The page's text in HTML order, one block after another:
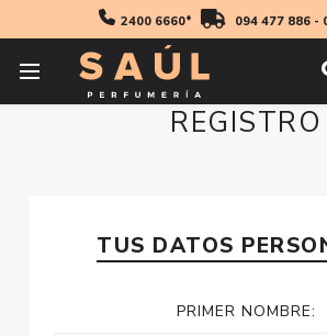
2400 6660* 094 477 886-
REGISTRO
TUS DATOS
PRIMER NOMBRE: